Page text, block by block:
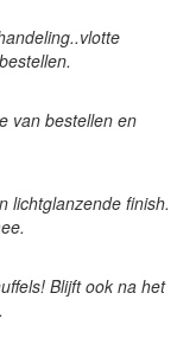
van bestellen en
lichtglanzende finish.
Blijft ook na het